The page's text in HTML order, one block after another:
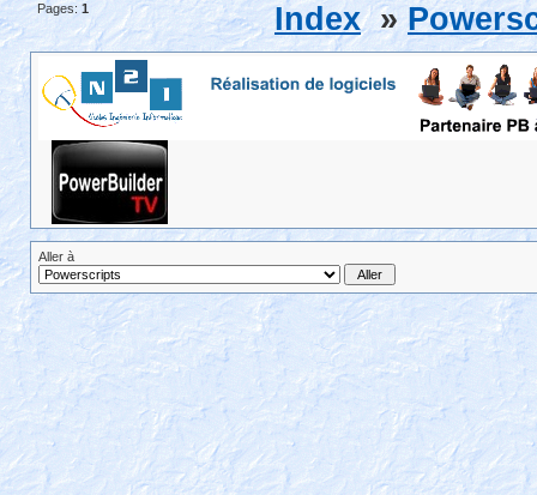
Pages: 1 Index »
Aller à